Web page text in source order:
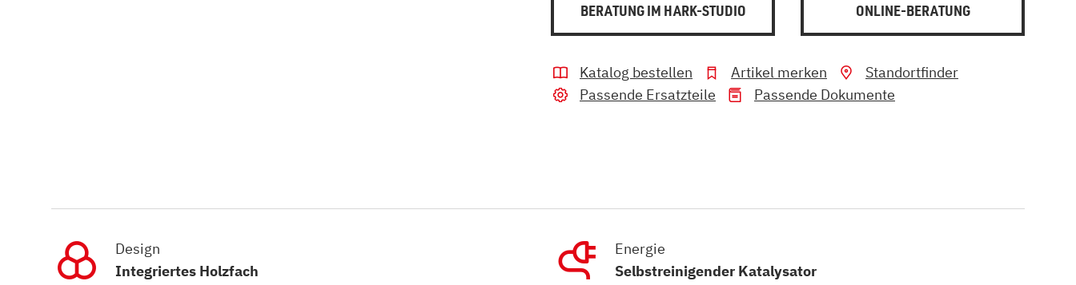
BERATUNG IM HARK-STUDIO ONLINE-BERATUNG
Katalog bestellen Artikel merken
Standortfinder
Passende Ersatzteile
Passende Dokumente
Design
Integriertes Holzfach
Energie
Selbstreinigender Katalysator